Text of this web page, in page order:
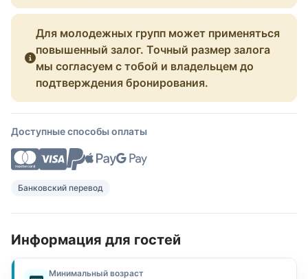
Для молодежных групп может применяться
повышенный залог. Точный размер залога
мы согласуем с тобой и владельцем до
подтверждения бронирования.
Доступные способы оплаты
Банковский перевод
Информация для гостей
Минимальный возраст